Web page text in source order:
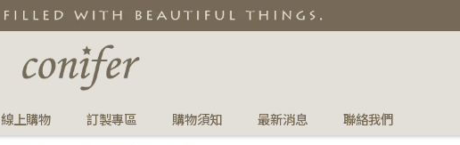
線上購物 訂製專區 購物須知 最新消息 聯絡我們